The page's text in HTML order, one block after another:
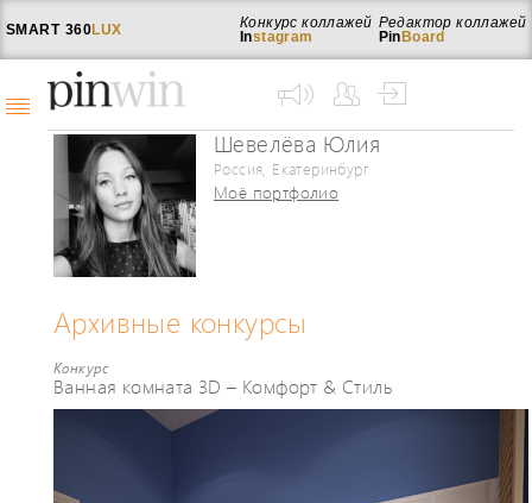
SMART 360LUX
Редактор коллажей
Pin Board
Конкурс коллажей
Instagram
Шевелёва Юлия
Россия, Екатеринбург
Моё портфолио
Архивные конкурсы
Конкурс
Ванная комната 3D – Комфорт & Стиль